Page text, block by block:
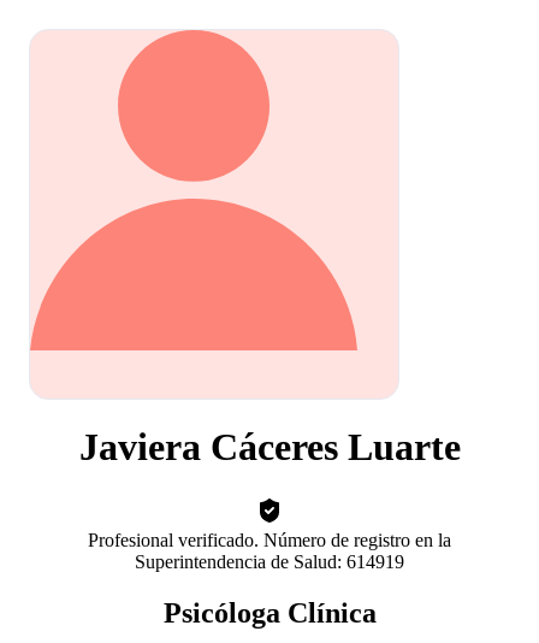
Javiera Cáceres Luarte
Profesional verificado. Número de registro en la
Superintendencia de Salud: 614919
Psicóloga Clínica